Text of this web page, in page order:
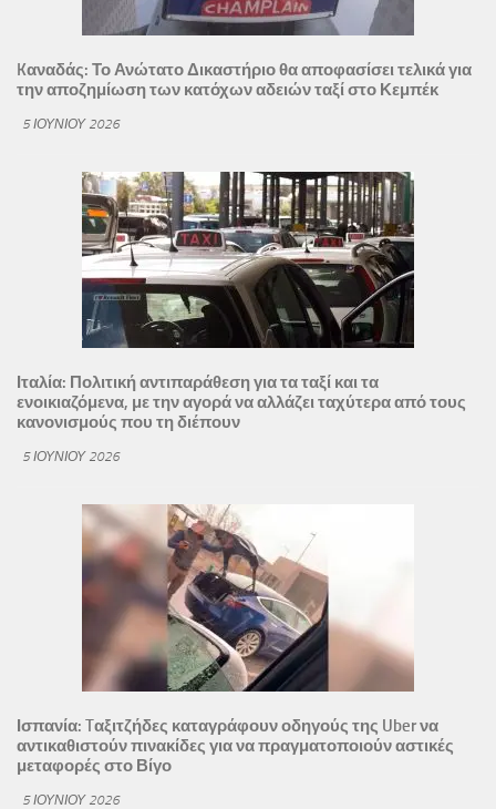
Kαναδάς: Το Ανώτατο Δικαστήριο θα αποφασίσει τελικά για
την αποζημίωση των κατόχων αδειών ταξί στο Κεμπέκ
5 ΙΟΥΝΊΟΥ 2026
Ιταλία: Πολιτική αντιπαράθεση για τα ταξί και τα
ενοικιαζόμενα, με την αγορά να αλλάζει ταχύτερα από τους
κανονισμούς που τη διέπουν
5 ΙΟΥΝΊΟΥ 2026
Ισπανία: Tαξιτζήδες καταγράφουν οδηγούς της Uber να
αντικαθιστούν πινακίδες για να πραγματοποιούν αστικές
μεταφορές στο Βίγο
5 ΙΟΥΝΊΟΥ 2026